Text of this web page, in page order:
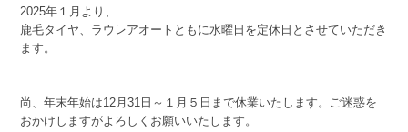
2025年１月より、
鹿毛タイヤ、ラウレアオートともに水曜日を定休日とさせていただき
ます。
尚、年末年始は12月31日～１月５日まで休業いたします。ご迷惑を
おかけしますがよろしくお願いいたします。